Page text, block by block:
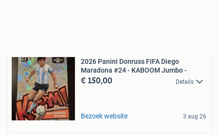
2026 Panini Donruss FIFA Diego
Maradona #24 - KABOOM Jumbo -
€ 150,00 Details
Bezoek website 3 aug 26